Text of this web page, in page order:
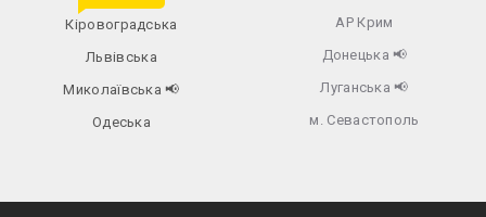
Кіровоградська
Львівська
Миколаївська📢
Одеська
АР Крим
Донецька 📢
Луганська 📢
м. Севастополь